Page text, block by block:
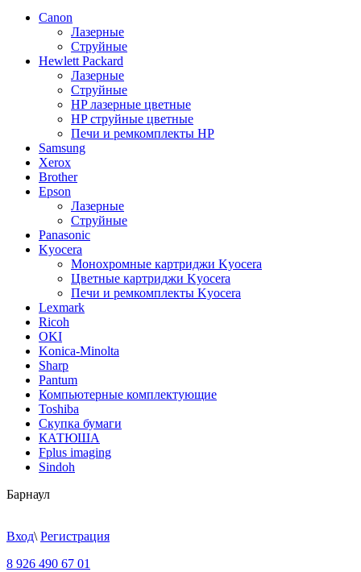
Canon
Лазерные
Струйные
Hewlett Packard
Лазерные
Струйные
HP лазерные цветные
HP струйные цветные
Печи и ремкомплекты HP
Samsung
Xerox
Brother
Epson
Лазерные
Струйные
Panasonic
Kyocera
Монохромные картриджи Kyocera
Цветные картриджи Kyocera
Печи и ремкомплекты Kyocera
Lexmark
Ricoh
OKI
Konica-Minolta
Sharp
Pantum
Компьютерные комплектующие
Toshiba
Скупка бумаги
КАТЮША
Fplus imaging
Sindoh
Барнаул
Вход\ Регистрация
8 926 490 67 01